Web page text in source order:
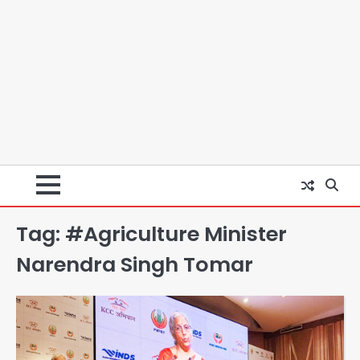
Tag: #Agriculture Minister
Narendra Singh Tomar
2
स्वतंत्रता दिवस पर फूलप्रूफ सुरक्षा को लेकर
दिल्ली पुलिस मुख्यालय में मंथन
Team JHJ